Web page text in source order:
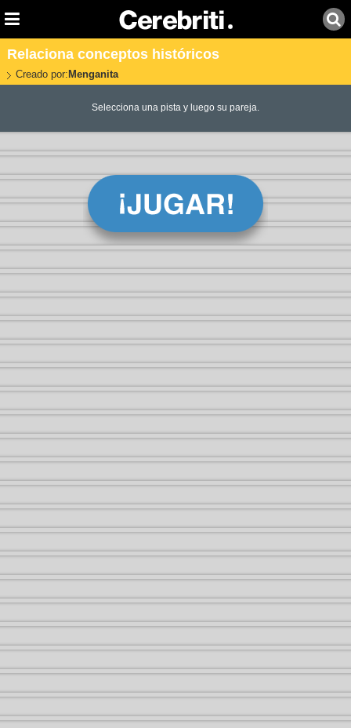
Relaciona conceptos históricos
Creado por: Menganita
Selecciona una pista y luego su pareja.